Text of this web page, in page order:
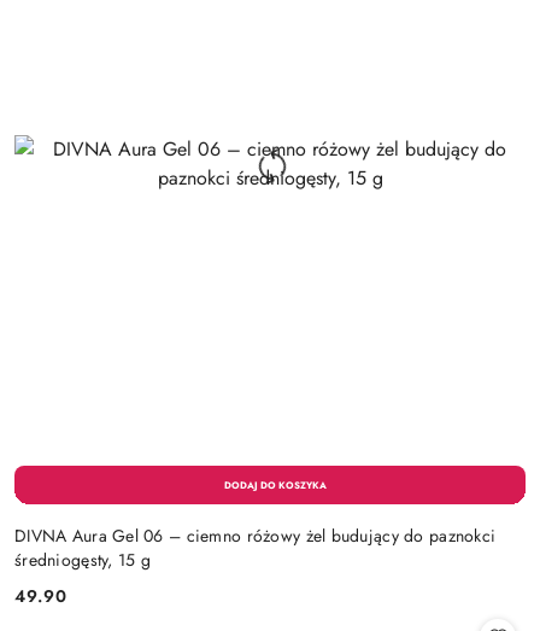
DIVNA Aura Gel 06 – ciemno różowy żel budujący do paznokci
średniogęsty, 15 g
Cena:
49.90